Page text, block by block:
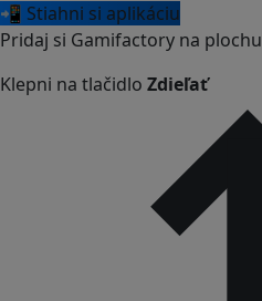
📲 Stiahni si aplikáciu
Pridaj si Gamifactory na plochu
Klepni na tlačidlo Zdieľať